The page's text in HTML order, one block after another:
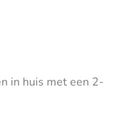
in huis met een 2-